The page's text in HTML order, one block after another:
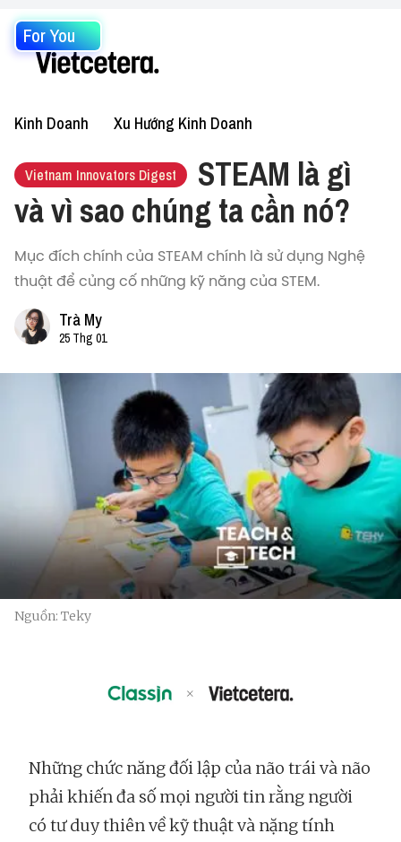
For You
Kinh Doanh Xu Hướng Kinh Doanh
Vietnam Innovators Digest
STEAM là gì
và vì sao chúng ta cần nó?
Mục đích chính của STEAM chính là sử dụng Nghệ
thuật để củng cố những kỹ năng của STEM.
Trà My
25 Thg 01
Nguồn: Teky
Những chức năng đối lập của não trái và não
phải khiến đa số mọi người tin rằng người
có tư duy thiên về kỹ thuật và nặng tính